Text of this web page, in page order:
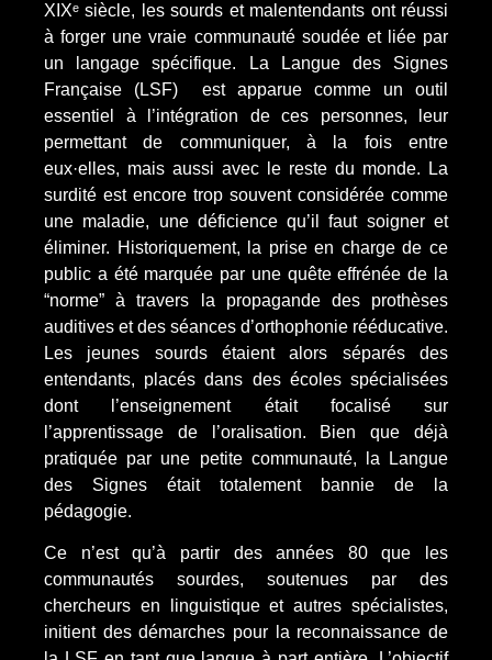
XIXᵉ siècle, les sourds et malentendants ont réussi
à forger une vraie communauté soudée et liée par
un langage spécifique. La Langue des Signes
Française (LSF) est apparue comme un outil
essentiel à l’intégration de ces personnes, leur
permettant de communiquer, à la fois entre
eux·elles, mais aussi avec le reste du monde. La
surdité est encore trop souvent considérée comme
une maladie, une déficience qu’il faut soigner et
éliminer. Historiquement, la prise en charge de ce
public a été marquée par une quête effrénée de la
“norme” à travers la propagande des prothèses
auditives et des séances d’orthophonie rééducative.
Les jeunes sourds étaient alors séparés des
entendants, placés dans des écoles spécialisées
dont l’enseignement était focalisé sur
l’apprentissage de l’oralisation. Bien que déjà
pratiquée par une petite communauté, la Langue
des Signes était totalement bannie de la
pédagogie.
Ce n’est qu’à partir des années 80 que les
communautés sourdes, soutenues par des
chercheurs en linguistique et autres spécialistes,
initient des démarches pour la reconnaissance de